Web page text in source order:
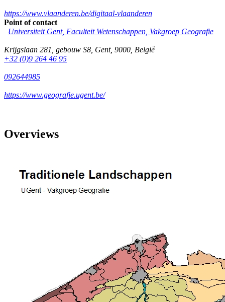
https://www.vlaanderen.be/digitaal-vlaanderen
Point of contact
Universiteit Gent, Faculteit Wetenschappen, Vakgroep Geografie
Krijgslaan 281, gebouw S8 Gent, 9000 België
+32 (0)9 264 46 95
092644985
https://www.geografie.ugent.be/
Overviews